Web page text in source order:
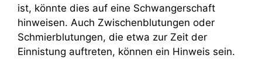
ist, könnte dies auf eine Schwangerschaft
hinweisen. Auch Zwischenblutungen oder
Schmierblutungen, die etwa zur Zeit der
Einnistung auftreten, können ein Hinweis sein.